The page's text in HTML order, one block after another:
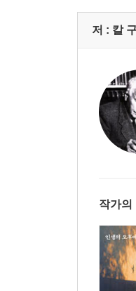
영원한 상
영웅과 영
오르페우
초월의 상
Ⅲ. 개성화
마음의 성
아니마-마
아니무스-
자기-전체
자기와 맺
자기의 사
저 : 칼
작가의